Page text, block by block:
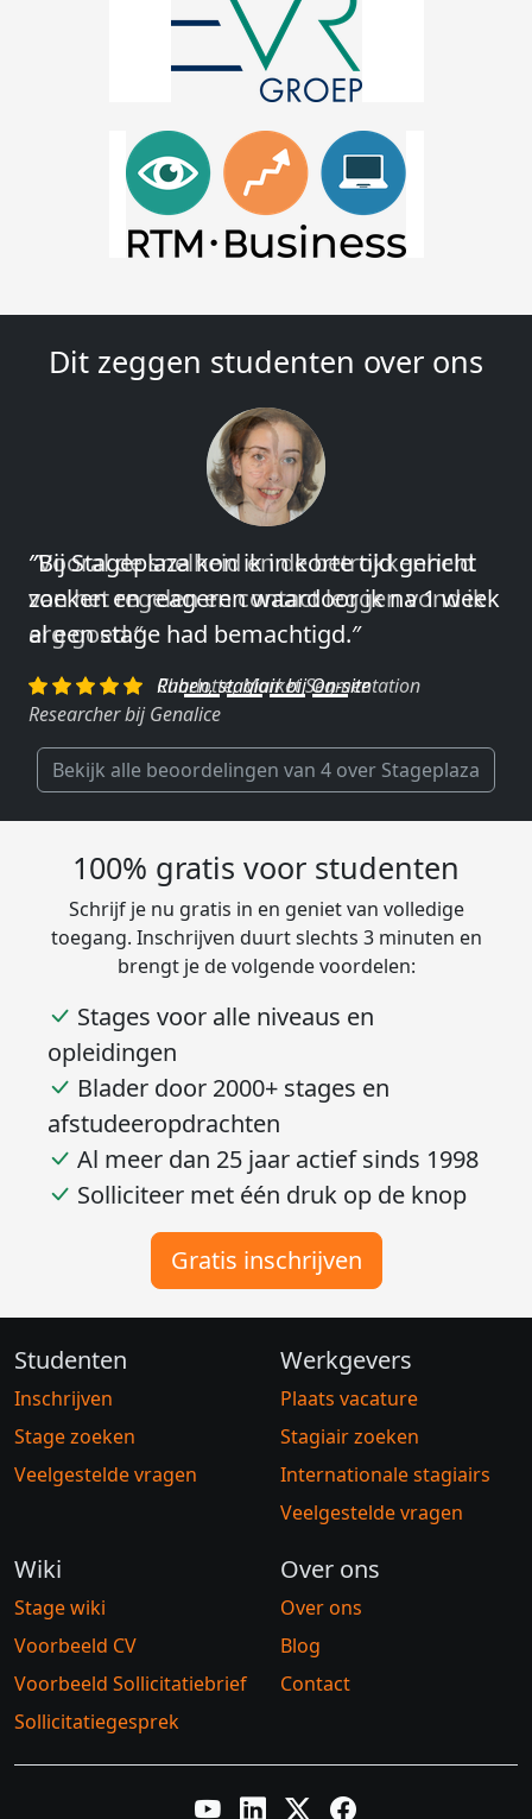
Dit zeggen studenten over ons
″Vooral de snelheid en de betrokkenheid
van het regelen en contact leggen vond ik
erg goed.″
Charlotte, Market Segmentation
Researcher bij Genalice
Bekijk alle beoordelingen van 4 over Stageplaza
100% gratis voor studenten
Schrijf je nu gratis in en geniet van volledige
toegang. Inschrijven duurt slechts 3 minuten en
brengt je de volgende voordelen:
Stages voor alle niveaus en
opleidingen
Blader door 2000+ stages en
afstudeeropdrachten
Al meer dan 25 jaar actief sinds 1998
Solliciteer met één druk op de knop
Gratis inschrijven
Studenten
Inschrijven
Stage zoeken
Veelgestelde vragen
Werkgevers
Plaats vacature
Stagiair zoeken
Internationale stagiairs
Veelgestelde vragen
Wiki
Stage wiki
Voorbeeld CV
Voorbeeld Sollicitatiebrief
Sollicitatiegesprek
Over ons
Over ons
Blog
Contact
YouTubeLinkedInTwitter XFacebook